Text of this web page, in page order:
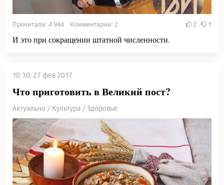
Прочитали: 4 944 Комментарии: 2 2 1
И это при сокращении штатной численности.
10:30, 27 фев 2017
Что приготовить в Великий пост?
Актуально / Культура / Здоровье